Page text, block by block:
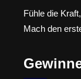
Fühle die
Mach den